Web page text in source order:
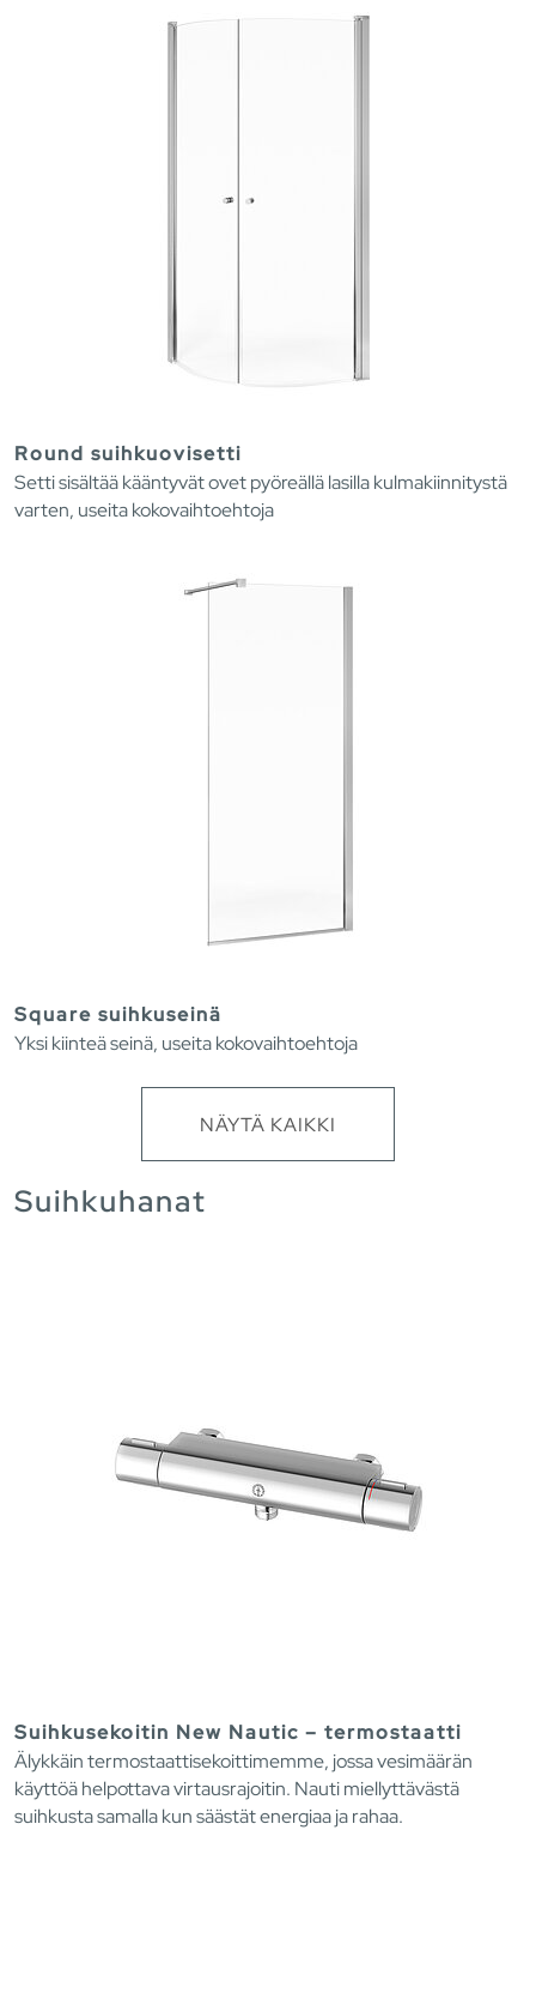
Round suihkuovisetti
Setti sisältää kääntyvät ovet pyöreällä lasilla kulmakiinnitystä
varten, useita kokovaihtoehtoja
Square suihkuseinä
Yksi kiinteä seinä, useita kokovaihtoehtoja
NÄYTÄ KAIKKI
Suihkuhanat
Suihkusekoitin New Nautic – termostaatti
Älykkäin termostaattisekoittimemme, jossa vesimäärän
käyttöä helpottava virtausrajoitin. Nauti miellyttävästä
suihkusta samalla kun säästät energiaa ja rahaa.